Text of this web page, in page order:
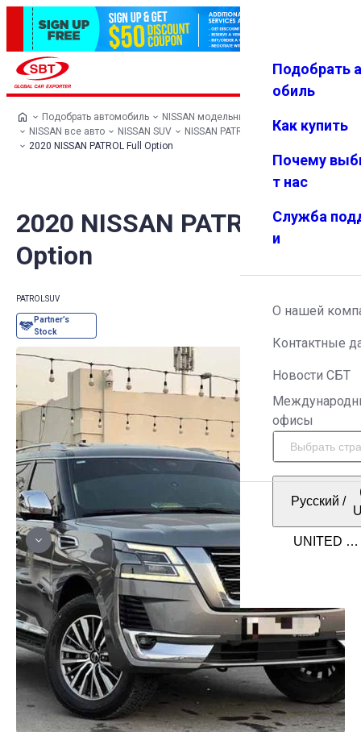
Избранн
Меню
Подобрать
обиль
Как купить
Почему
т нас
Служба
и
О нашей
Контактные
Новости СБТ
офисы
Русский /
Подобрать автомобиль
NISSAN модельный ряд
NISSAN все авто
NISSAN SUV
NISSAN PATROL
2020 NISSAN PATROL Full Option
2020 NISSAN PATROL Full
Option
PATROL SUV